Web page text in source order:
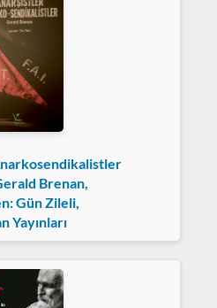
Brenan,
Gün Zileli,
Yayınları